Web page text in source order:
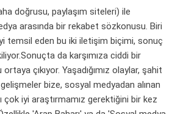
doğrusu, paylaşım siteleri) ile
arasında bir rekabet sözkonusu. Biri
temsil eden bu iki iletişim biçimi, sonuç
da karşımıza ciddi bir
çıkıyor. Yaşadığımız olaylar, şahit
bize, sosyal medyadan alınan
çok iyi araştırmamız gerektiğini bir kez